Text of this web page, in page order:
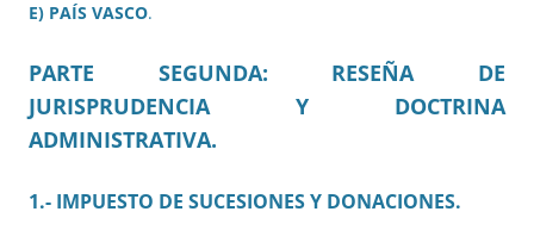
E) PAÍS VASCO.
PARTE SEGUNDA: RESEÑA DE
JURISPRUDENCIA Y DOCTRINA
ADMINISTRATIVA.
1.- IMPUESTO DE SUCESIONES Y DONACIONES.